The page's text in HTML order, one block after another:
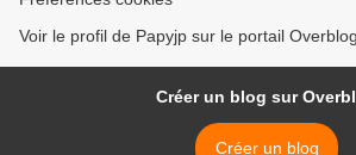
Voir le profil de Papyjp sur le portail Overblog
Créer un blog sur
Créer un blog